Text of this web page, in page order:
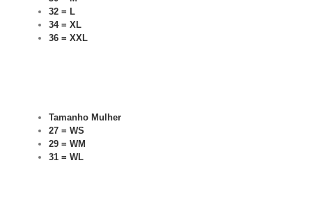
32 = L
34 = XL
36 = XXL
Tamanho Mulher
27 = WS
29 = WM
31 = WL